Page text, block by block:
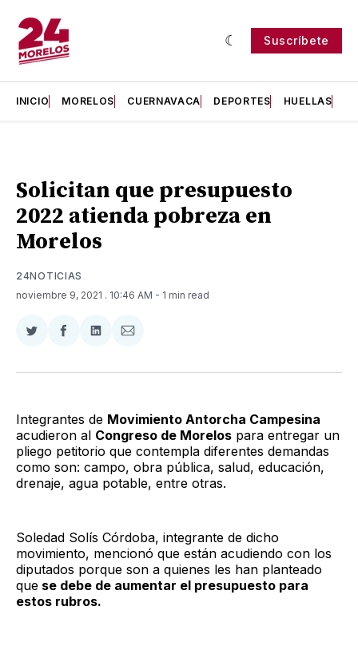
Suscríbete
INICIO MORELOS CUERNAVACA DEPORTES HUELLAS
Solicitan que presupuesto
2022 atienda pobreza en
Morelos
24NOTICIAS
noviembre 9, 2021 . 10:46 AM - 1 min read
Compartir
Twitter
Compartir
Facebook
Compartir
LinkedIn
Compartir
Email
Integrantes de Movimiento Antorcha Campesina
acudieron al Congreso de Morelos para entregar un
pliego petitorio que contempla diferentes demandas
como son: campo, obra pública, salud, educación,
drenaje, agua potable, entre otras.
Soledad Solís Córdoba, integrante de dicho
movimiento, mencionó que están acudiendo con los
diputados porque son a quienes les han planteado
que se debe de aumentar el presupuesto para
estos rubros.